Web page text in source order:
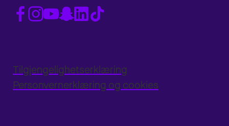
Tilgjengelighetserklæring
Personvernerklæring og cookies